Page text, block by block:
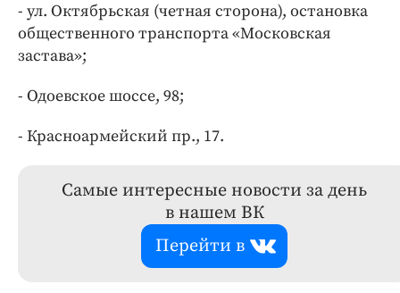
- ул. Октябрьская (четная сторона), остановка
общественного транспорта «Московская
застава»;
- Одоевское шоссе, 98;
- Красноармейский пр., 17.
Самые интересные новости за день
в нашем ВК
Перейти в